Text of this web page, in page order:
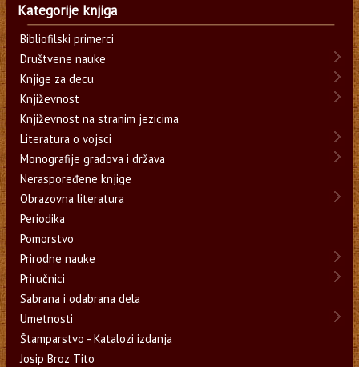
Kategorije knjiga
Bibliofilski primerci
Društvene nauke
Knjige za decu
Književnost
Književnost na stranim jezicima
Literatura o vojsci
Monografije gradova i država
Neraspoređene knjige
Obrazovna literatura
Periodika
Pomorstvo
Prirodne nauke
Priručnici
Sabrana i odabrana dela
Umetnosti
Štamparstvo - Katalozi izdanja
Josip Broz Tito